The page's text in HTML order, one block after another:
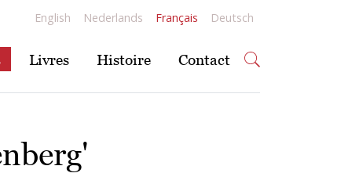
English Nederlands Français Deutsch
Livres Histoire Contact